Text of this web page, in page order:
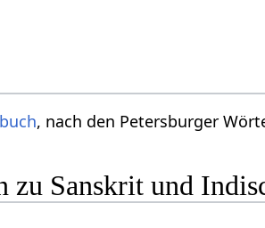
, nach den Petersburger
Sanskrit und